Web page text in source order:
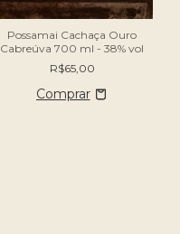
Possamai Cachaça Ouro
Cabreúva 700 ml - 38% vol
R$65,00